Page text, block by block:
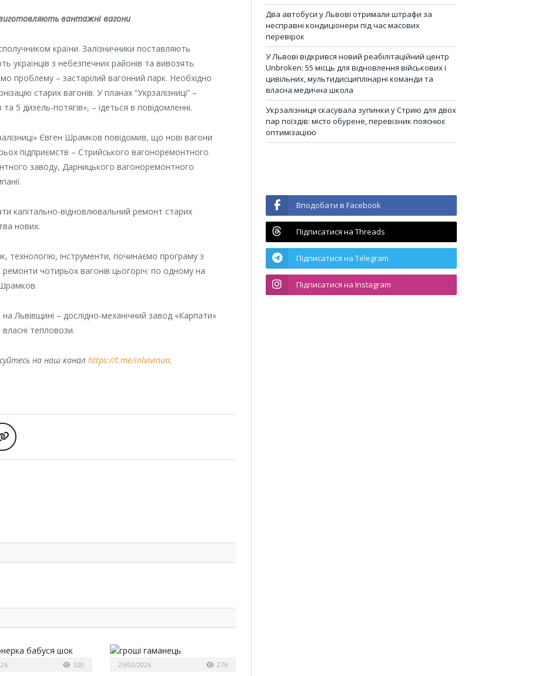
вантажні вагони
країни. Залізничники поставляють
українців з небезпечних районів та вивозять
проблему – застарілий вагонний парк. Необхідно
старих вагонів. У планах “Укрзалізниці” –
5 дизель-потягів», – ідеться в повідомленні.
Євген Шрамков повідомив, що нові вагони
підприємств – Стрийського вагоноремонтного
заводу, Дарницького вагоноремонтного
капітально-відновлювальний ремонт старих
нових.
технологію, інструменти, починаємо програму з
ремонти чотирьох вагонів цьогоріч: по одному на
Львівщині – дослідно-механічний завод «Карпати»
тепловози.
на наш каналhttps://t.me/inlvivinua.
320 25/03/2026 276
Два автобуси у Львові отримали штрафи за
несправні кондиціонери під час масових
перевірок
У Львові відкрився новий реабілітаційний центр
Unbroken: 55 місць для відновлення військових і
цивільних, мультидисциплінарні команди та
власна медична школа
Укрзалізниця скасувала зупинки у Стрию для двох
пар поїздів: місто обурене, перевізник пояснює
оптимізацією
Вподобати в Facebook
Підписатися на Threads
Підписатися на Telegram
Підписатися на Instagram